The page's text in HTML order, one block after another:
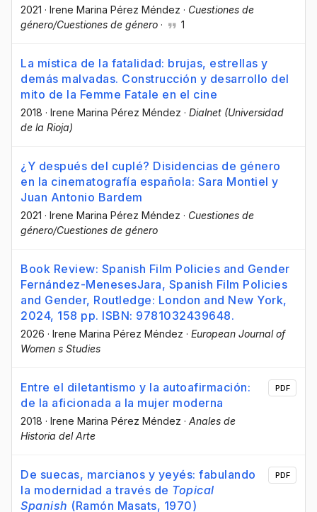
2021 · Irene Marina Pérez Méndez · Cuestiones de
género/Cuestiones de género · 1
La mística de la fatalidad: brujas, estrellas y
demás malvadas. Construcción y desarrollo del
mito de la Femme Fatale en el cine
2018 · Irene Marina Pérez Méndez · Dialnet (Universidad
de la Rioja)
¿Y después del cuplé? Disidencias de género
en la cinematografía española: Sara Montiel y
Juan Antonio Bardem
2021 · Irene Marina Pérez Méndez · Cuestiones de
género/Cuestiones de género
Book Review: Spanish Film Policies and Gender
Fernández-MenesesJara, Spanish Film Policies
and Gender, Routledge: London and New York,
2024, 158 pp. ISBN: 9781032439648.
2026 · Irene Marina Pérez Méndez · European Journal of
Women s Studies
Entre el diletantismo y la autoafirmación:
de la aficionada a la mujer moderna
2018 · Irene Marina Pérez Méndez · Anales de
Historia del Arte
PDF
De suecas, marcianos y yeyés: fabulando
la modernidad a través de Topical
Spanish (Ramón Masats, 1970)
PDF